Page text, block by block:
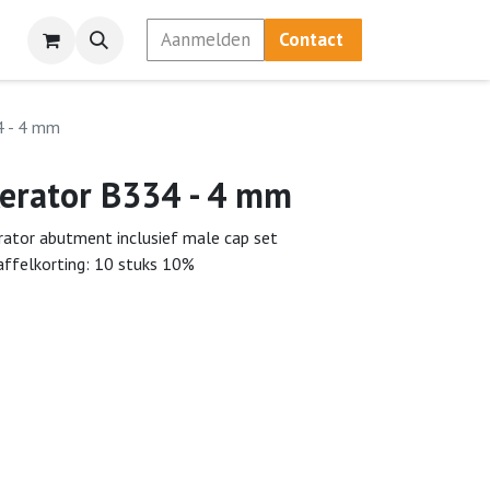
Aanmelden Contact
- 4 mm
B334 - 4 mm
abutment inclusief male cap set
10 stuks 10%